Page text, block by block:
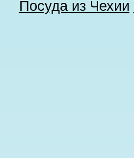
Посуда из Чехии